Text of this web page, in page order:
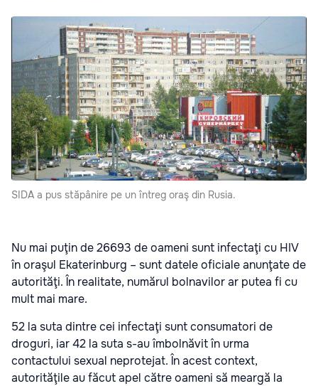
SIDA a pus stăpânire pe un întreg oraş din Rusia.
Nu mai puţin de 26693 de oameni sunt infectaţi cu HIV
în oraşul Ekaterinburg – sunt datele oficiale anunţate de
autorităţi. În realitate, numărul bolnavilor ar putea fi cu
mult mai mare.
52 la suta dintre cei infectaţi sunt consumatori de
droguri, iar 42 la suta s-au îmbolnăvit în urma
contactului sexual neprotejat. În acest context,
autorităţile au făcut apel către oameni să meargă la